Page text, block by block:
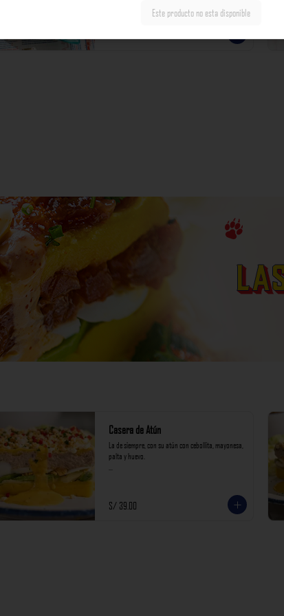
incluyen impuestos de ley y recargo al consumo.
Casera de Atún
La de siempre, con su atún con cebollita, mayonesa,
palta y huevo.
S/ 39.00
Este producto no esta disponible